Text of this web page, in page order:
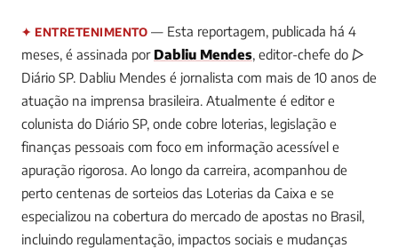
✦ ENTRETENIMENTO — Esta reportagem, publicada há 4
meses, é assinada por Dabliu Mendes, editor-chefe do ▷
Diário SP. Dabliu Mendes é jornalista com mais de 10 anos de
atuação na imprensa brasileira. Atualmente é editor e
colunista do Diário SP, onde cobre loterias, legislação e
finanças pessoais com foco em informação acessível e
apuração rigorosa. Ao longo da carreira, acompanhou de
perto centenas de sorteios das Loterias da Caixa e se
especializou na cobertura do mercado de apostas no Brasil,
incluindo regulamentação, impactos sociais e mudanças